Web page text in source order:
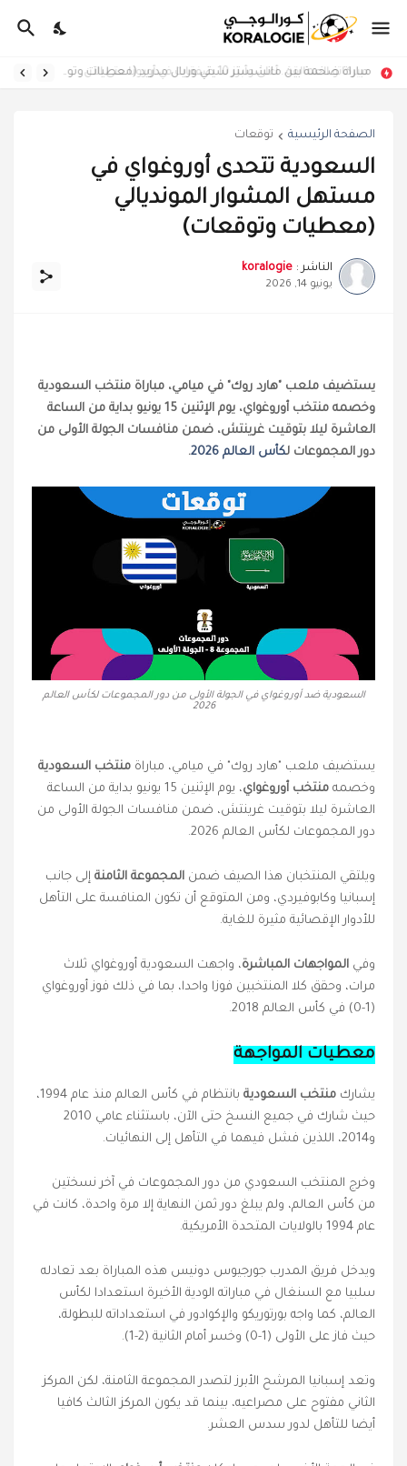
ميركاتو العمالقة.. أغلى وأبرز 10 صفقات في أوروبا حتى الآن مباراة ضخمة بين مانشستر سيتي وريال مدريد (معطيات وتوقعات)
الصفحة الرئيسية توقعات
السعودية تتحدى أوروغواي في
مستهل المشوار المونديالي
(معطيات وتوقعات)
الناشر : koralogie
يونيو 14, 2026
يستضيف ملعب "هارد روك" في ميامي، مباراة منتخب السعودية
وخصمه منتخب أوروغواي، يوم الإثنين 15 يونيو بداية من الساعة
العاشرة ليلا بتوقيت غرينتش، ضمن منافسات الجولة الأولى من
دور المجموعات لكأس العالم 2026 .
السعودية ضد أوروغواي في الجولة الأولى من دور المجموعات لكأس العالم
2026
يستضيف ملعب "هارد روك" في ميامي، مباراة منتخب السعودية
وخصمه منتخب أوروغواي
، يوم الإثنين 15 يونيو بداية من الساعة
العاشرة ليلا بتوقيت غرينتش، ضمن منافسات الجولة الأولى من
دور المجموعات لكأس العالم 2026.
ويلتقي المنتخبان هذا الصيف ضمن المجموعة الثامنة إلى جانب
إسبانيا وكابوفيردي، ومن المتوقع أن تكون المنافسة على التأهل
للأدوار الإقصائية مثيرة للغاية.
وفي المواجهات المباشرة، واجهت السعودية أوروغواي ثلاث
مرات، وحقق كلا المنتخبين فوزا واحدا، بما في ذلك فوز أوروغواي
(1-0) في كأس العالم 2018
.
معطيات المواجهة
يشارك منتخب السعودية
بانتظام في كأس العالم منذ عام 1994،
حيث شارك في جميع النسخ حتى الآن، باستثناء عامي 2010
و2014، اللذين فشل فيهما في التأهل إلى النهائيات.
وخرج المنتخب السعودي من دور المجموعات في آخر نسختين
من كأس العالم، ولم يبلغ دور ثمن النهاية إلا مرة واحدة، كانت في
عام 1994 بالولايات المتحدة الأمريكية.
ويدخل فريق المدرب جورجيوس دونيس هذه المباراة بعد تعادله
سلبيا مع السنغال في مباراته الودية الأخيرة استعدادا لكأس
العالم، كما واجه بورتوريكو والإكوادور في استعداداته للبطولة،
حيث فاز على الأولى (1-0) وخسر أمام الثانية (2-1).
وتعد إسبانيا المرشح الأبرز لتصدر المجموعة الثامنة، لكن المركز
الثاني مفتوح على مصراعيه، بينما قد يكون المركز الثالث كافيا
أيضا للتأهل لدور سدس العشر.